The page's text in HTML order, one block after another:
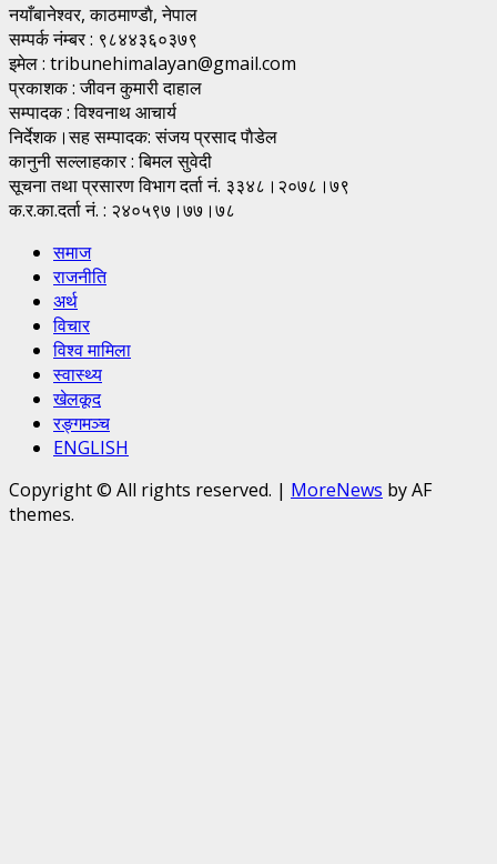
नयाँबानेश्वर, काठमाण्डाै, नेपाल
सम्पर्क नंम्बर : ९८४४३६०३७९
इमेल : tribunehimalayan@gmail.com
प्रकाशक : जीवन कुमारी दाहाल
सम्पादक : विश्वनाथ आचार्य
निर्देशक।सह सम्पादक: संजय प्रसाद पाैडेल
कानुनी सल्लाहकार : बिमल सुवेदी
सूचना तथा प्रसारण विभाग दर्ता नं. ३३४८।२०७८।७९
क.र.का.दर्ता नं. : २४०५९७।७७।७८
समाज
राजनीति
अर्थ
विचार
विश्व मामिला
स्वास्थ्य
खेलकूद
रङ्गमञ्च
ENGLISH
Copyright © All rights reserved. | MoreNews by AF
themes.